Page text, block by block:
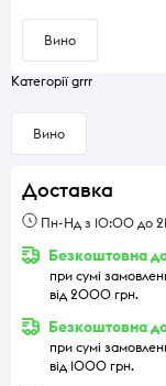
Вино
Категорії grrr
Вино
Доставка
Пн-Нд з 10:00 до
Безкоштовна
при сумі
від 2000 грн.
Безкоштовна
при сумі
від 1000 грн.